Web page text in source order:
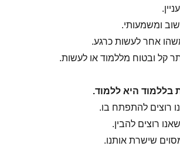
ומשמעותי.
אחר לעשות כרגע.
קל ובטוח מללמוד או לעשות.
בללמוד היא ללמוד.
רוצים להתפתח בו.
רוצים להבין.
שישרת אותנו.